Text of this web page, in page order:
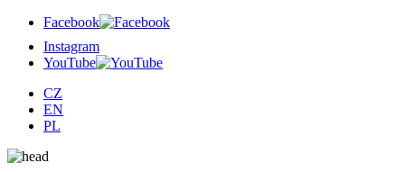
Facebook
Instagram
YouTube
CZ
EN
PL